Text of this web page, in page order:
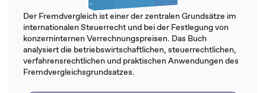
Der Fremdvergleich ist einer der zentralen Grundsätze im
internationalen Steuerrecht und bei der Festlegung von
konzerninternen Verrechnungspreisen. Das Buch
analysiert die betriebswirtschaftlichen, steuerrechtlichen,
verfahrensrechtlichen und praktischen Anwendungen des
Fremdvergleichsgrundsatzes.